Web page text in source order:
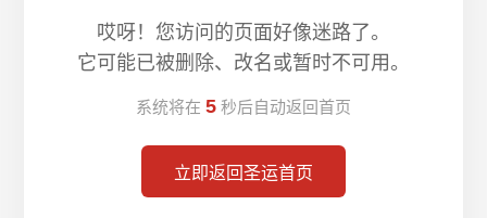
哎呀！您访问的页面好像迷路了。
它可能已被删除、改名或暂时不可用。
系统将在 5 秒后自动返回首页
立即返回圣运首页